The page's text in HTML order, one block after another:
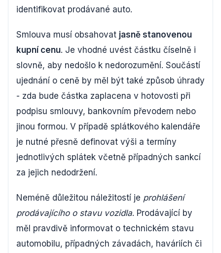
identifikovat prodávané auto.
Smlouva musí obsahovat jasně stanovenou
kupní cenu. Je vhodné uvést částku číselně i
slovně, aby nedošlo k nedorozumění. Součástí
ujednání o ceně by měl být také způsob úhrady
- zda bude částka zaplacena v hotovosti při
podpisu smlouvy, bankovním převodem nebo
jinou formou. V případě splátkového kalendáře
je nutné přesně definovat výši a termíny
jednotlivých splátek včetně případných sankcí
za jejich nedodržení.
Neméně důležitou náležitostí je prohlášení
prodávajícího o stavu vozidla. Prodávající by
měl pravdivě informovat o technickém stavu
automobilu, případných závadách, haváriích či